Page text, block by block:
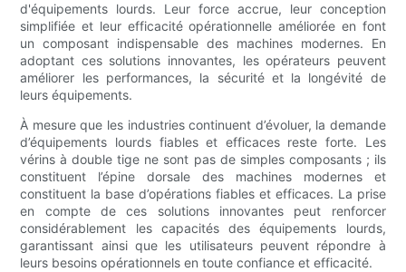
d'équipements lourds. Leur force accrue, leur conception
simplifiée et leur efficacité opérationnelle améliorée en font
un composant indispensable des machines modernes. En
adoptant ces solutions innovantes, les opérateurs peuvent
améliorer les performances, la sécurité et la longévité de
leurs équipements.
À mesure que les industries continuent d’évoluer, la demande
d’équipements lourds fiables et efficaces reste forte. Les
vérins à double tige ne sont pas de simples composants ; ils
constituent l’épine dorsale des machines modernes et
constituent la base d’opérations fiables et efficaces. La prise
en compte de ces solutions innovantes peut renforcer
considérablement les capacités des équipements lourds,
garantissant ainsi que les utilisateurs peuvent répondre à
leurs besoins opérationnels en toute confiance et efficacité.